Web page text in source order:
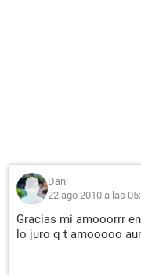
Dani
22 ago 2010 a las
Gracias mi amooorrr
lo juro q t amooooo